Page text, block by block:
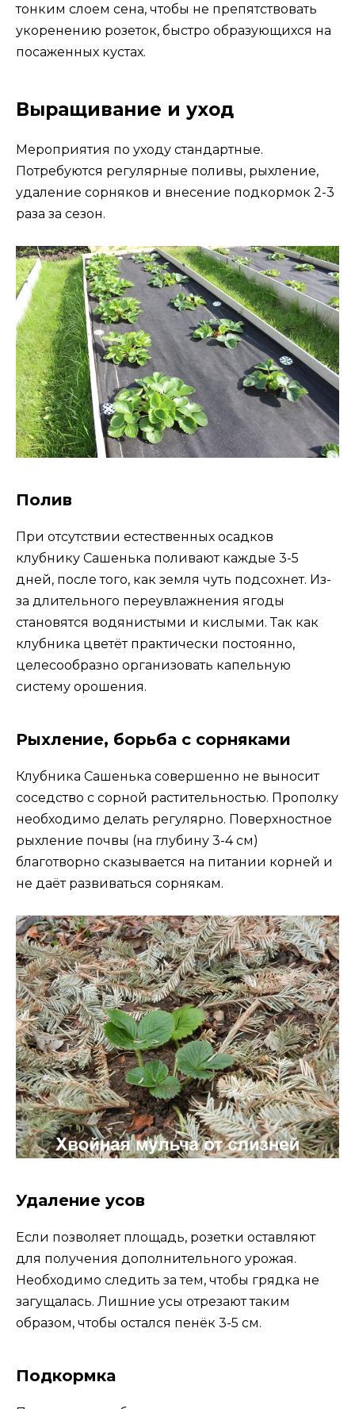
тонким слоем сена, чтобы не препятствовать
укоренению розеток, быстро образующихся на
посаженных кустах.
Выращивание и уход
Мероприятия по уходу стандартные.
Потребуются регулярные поливы, рыхление,
удаление сорняков и внесение подкормок 2-3
раза за сезон.
Полив
При отсутствии естественных осадков
клубнику Сашенька поливают каждые 3-5
дней, после того, как земля чуть подсохнет. Из-
за длительного переувлажнения ягоды
становятся водянистыми и кислыми. Так как
клубника цветёт практически постоянно,
целесообразно организовать капельную
систему орошения.
Рыхление, борьба с сорняками
Клубника Сашенька совершенно не выносит
соседство с сорной растительностью. Прополку
необходимо делать регулярно. Поверхностное
рыхление почвы (на глубину 3-4 см)
благотворно сказывается на питании корней и
не даёт развиваться сорнякам.
Удаление усов
Если позволяет площадь, розетки оставляют
для получения дополнительного урожая.
Необходимо следить за тем, чтобы грядка не
загущалась. Лишние усы отрезают таким
образом, чтобы остался пенёк 3-5 см.
Подкормка